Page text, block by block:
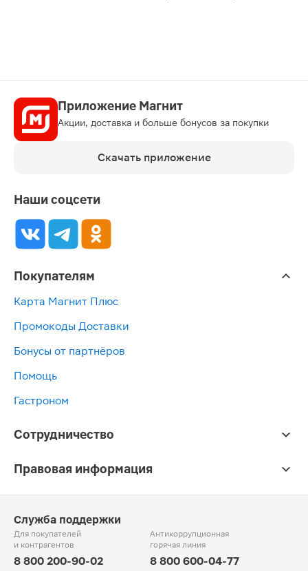
Приложение Магнит
Акции, доставка и больше бонусов за покупки
Скачать приложение
Наши соцсети
Покупателям
Карта Магнит Плюс
Промокоды Доставки
Бонусы от партнёров
Помощь
Гастроном
Сотрудничество
Правовая информация
Служба поддержки
Для покупателей
и контрагентов
8 800 200-90-02
Антикоррупционная
горячая линия
8 800 600-04-77